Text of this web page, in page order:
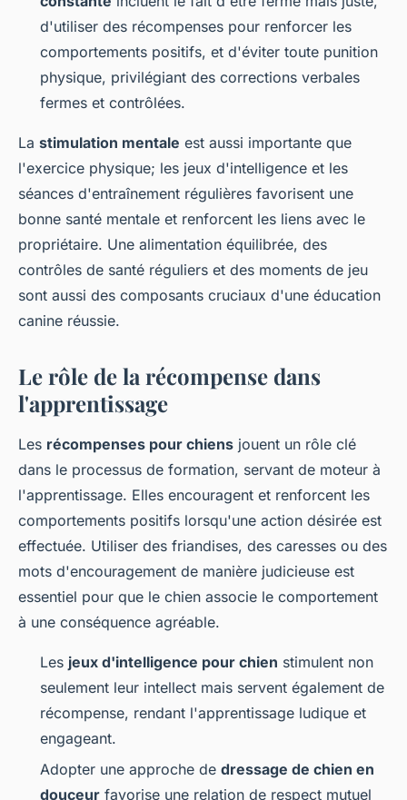
d'utiliser des récompenses pour renforcer les
comportements positifs, et d'éviter toute punition
physique, privilégiant des corrections verbales
fermes et contrôlées.
La stimulation mentale est aussi importante que
l'exercice physique; les jeux d'intelligence et les
séances d'entraînement régulières favorisent une
bonne santé mentale et renforcent les liens avec le
propriétaire. Une alimentation équilibrée, des
contrôles de santé réguliers et des moments de jeu
sont aussi des composants cruciaux d'une éducation
canine réussie.
Le rôle de la récompense dans
l'apprentissage
Les récompenses pour chiens jouent un rôle clé
dans le processus de formation, servant de moteur à
l'apprentissage. Elles encouragent et renforcent les
comportements positifs lorsqu'une action désirée est
effectuée. Utiliser des friandises, des caresses ou des
mots d'encouragement de manière judicieuse est
essentiel pour que le chien associe le comportement
à une conséquence agréable.
Les jeux d'intelligence pour chien stimulent non
seulement leur intellect mais servent également de
récompense, rendant l'apprentissage ludique et
engageant.
Adopter une approche de dressage de chien en
douceur favorise une relation de respect mutuel